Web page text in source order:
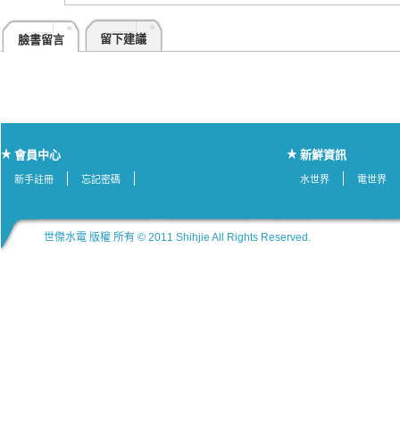
臉書留言 留下建議
會員中心
新手註冊 忘記密碼
新鮮資訊
水世界 電世界
世傑水電 版權 所有 © 2011 Shihjie All Rights Reserved.